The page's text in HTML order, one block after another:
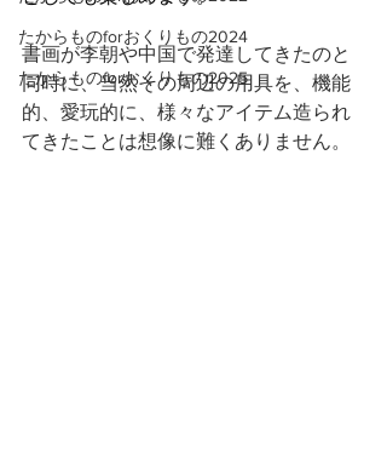
たからものforおくりもの2024
たからものforおくりもの2025
書画が李朝や中国で発達してきたのと
同時に、当然その周辺の用具を、機能
的、愛玩的に、様々なアイテム造られ
てきたことは想像に難くありません。